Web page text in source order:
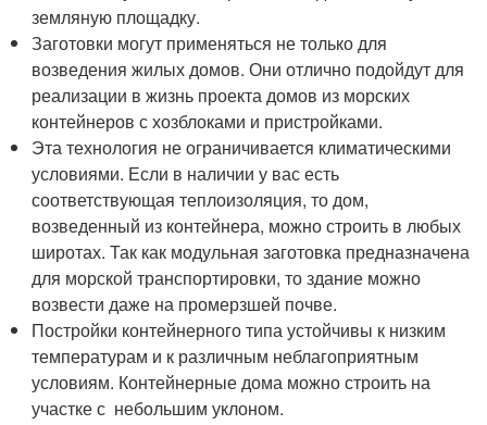
земляную площадку.
Заготовки могут применяться не только для
возведения жилых домов. Они отлично подойдут для
реализации в жизнь проекта домов из морских
контейнеров с хозблоками и пристройками.
Эта технология не ограничивается климатическими
условиями. Если в наличии у вас есть
соответствующая теплоизоляция, то дом,
возведенный из контейнера, можно строить в любых
широтах. Так как модульная заготовка предназначена
для морской транспортировки, то здание можно
возвести даже на промерзшей почве.
Постройки контейнерного типа устойчивы к низким
температурам и к различным неблагоприятным
условиям. Контейнерные дома можно строить на
участке с небольшим уклоном.